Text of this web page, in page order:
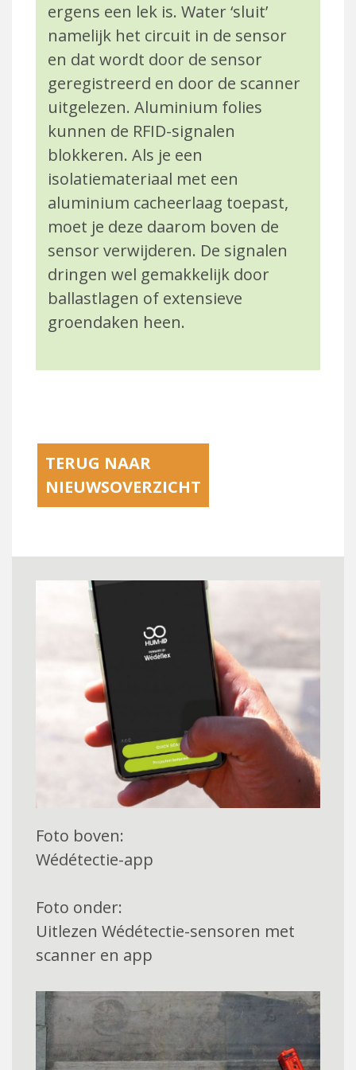
ergens een lek is. Water ‘sluit’
namelijk het circuit in de sensor
en dat wordt door de sensor
geregistreerd en door de scanner
uitgelezen. Aluminium folies
kunnen de RFID-signalen
blokkeren. Als je een
isolatiemateriaal met een
aluminium cacheerlaag toepast,
moet je deze daarom boven de
sensor verwijderen. De signalen
dringen wel gemakkelijk door
ballastlagen of extensieve
groendaken heen.
TERUG NAAR
NIEUWSOVERZICHT
Foto boven:
Wédétectie-app
Foto onder:
Uitlezen Wédétectie-sensoren met
scanner en app